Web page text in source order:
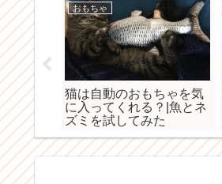
おすす
おもちゃ
猫は自動のおもちゃを気
に入ってくれる？|魚とネ
ズミを試してみた